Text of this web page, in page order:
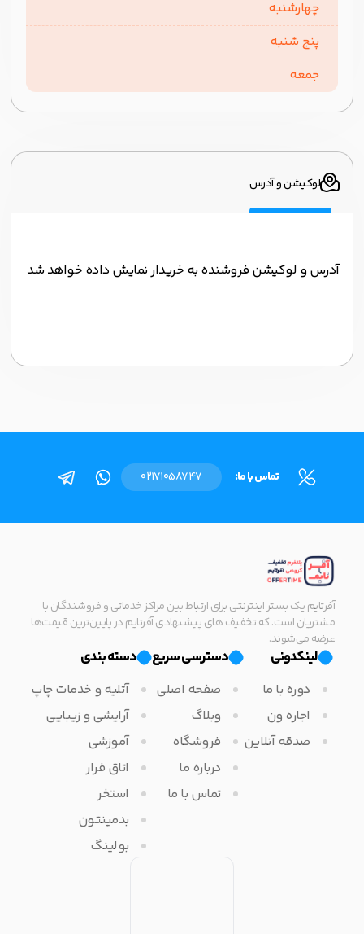
چهارشنبه
پنج شنبه
جمعه
لوکیشن و آدرس
آدرس و لوکیشن فروشنده به خریدار نمایش داده خواهد شد
تماس با ما: 02171058747
آفرتایم یک بستر اینترنتی برای ارتباط بین مراکز خدماتی و فروشندگان با
مشتریان است. که تخفیف های پیشنهادی آفرتایم در پایین‌ترین قیمت‌ها
عرضه می‌شوند.
لینکدونی
دوره با ما
اجاره ون
صدقه آنلاین
دسترسی سریع
صفحه اصلی
وبلاگ
فروشگاه
درباره ما
تماس با ما
دسته بندی
آتلیه و خدمات چاپ
آرایشی و زیبایی
آموزشی
اتاق فرار
استخر
بدمینتون
بولینگ